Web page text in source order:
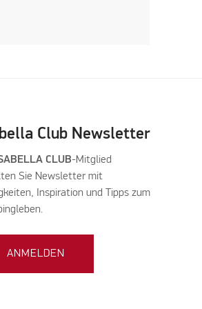
Club Newsletter
CLUB-Mitglied
Sie Newsletter mit
Inspiration und Tipps zum
ANMELDEN